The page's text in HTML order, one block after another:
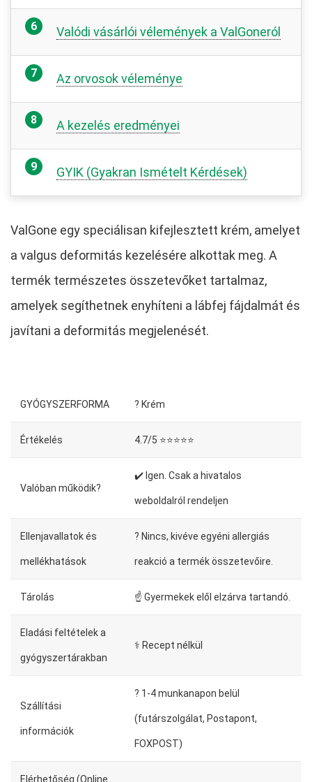
Valódi vásárlói vélemények a ValGoneról
Az orvosok véleménye
A kezelés eredményei
GYIK (Gyakran Ismételt Kérdések)
ValGone egy speciálisan kifejlesztett krém, amelyet
a valgus deformitás kezelésére alkottak meg. A
termék természetes összetevőket tartalmaz,
amelyek segíthetnek enyhíteni a lábfej fájdalmát és
javítani a deformitás megjelenését.
GYÓGYSZERFORMA ? Krém
Értékelés 4.7/5 ⭐⭐⭐⭐⭐
Valóban működik?
✔️ Igen. Csak a hivatalos
weboldalról rendeljen
Ellenjavallatok és
mellékhatások
? Nincs, kivéve egyéni allergiás
reakció a termék összetevőire.
Tárolás ☝ Gyermekek elől elzárva tartandó.
Eladási feltételek a
gyógyszertárakban
⚕️ Recept nélkül
Szállítási
információk
?️ 1-4 munkanapon belül
(futárszolgálat, Postapont,
FOXPOST)
Elérhetőség (Online